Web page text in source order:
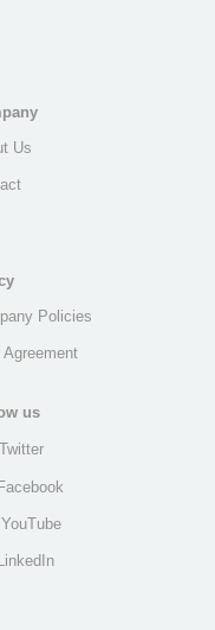
Us
Policies
Agreement
us
Twitter
YouTube